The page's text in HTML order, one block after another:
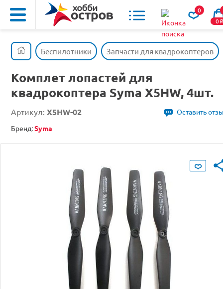
0
0o
Беспилотники Запчасти для квадрокоптеров
Комплет лопастей для
квадрокоптера Syma X5HW, 4шт.
Артикул: X5HW-02
Оставить
Бренд:Syma